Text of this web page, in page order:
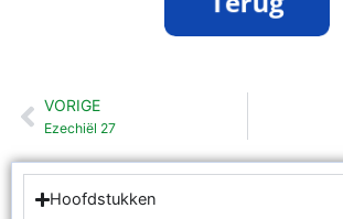
Vorige
VORIGE
Ezechiël 27
Hoofdstukken